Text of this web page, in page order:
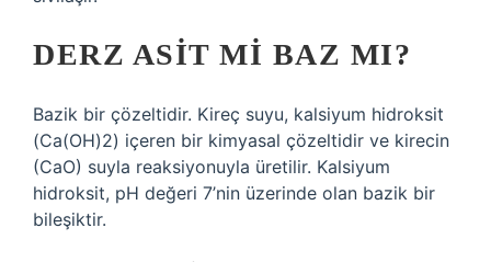
DERZ ASIT MI BAZ MI?
Bazik bir çözeltidir. Kireç suyu, kalsiyum hidroksit
(Ca(OH)2) içeren bir kimyasal çözeltidir ve kirecin
(CaO) suyla reaksiyonuyla üretilir. Kalsiyum
hidroksit, pH değeri 7’nin üzerinde olan bazik bir
bileşiktir.